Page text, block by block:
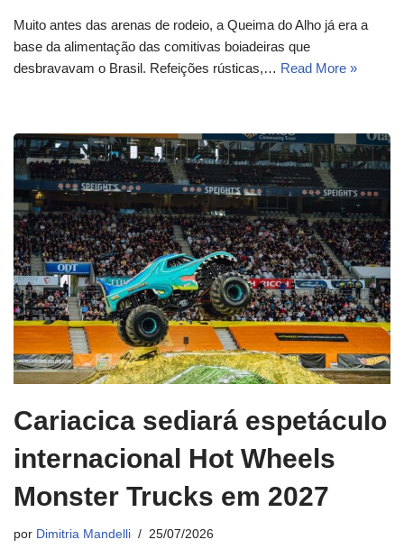
Muito antes das arenas de rodeio, a Queima do Alho já era a
base da alimentação das comitivas boiadeiras que
desbravavam o Brasil. Refeições rústicas,… Read More »
Cariacica sediará espetáculo
internacional Hot Wheels
Monster Trucks em 2027
por Dimitria Mandelli 25/07/2026